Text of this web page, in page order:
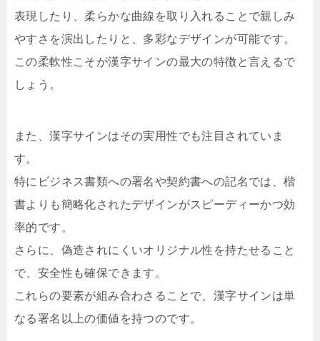
表現したり、柔らかな曲線を取り入れることで親しみ
やすさを演出したりと、多彩なデザインが可能です。
この柔軟性こそが漢字サインの最大の特徴と言えるで
しょう。
また、漢字サインはその実用性でも注目されていま
す。
特にビジネス書類への署名や契約書への記名では、楷
書よりも簡略化されたデザインがスピーディーかつ効
率的です。
さらに、偽造されにくいオリジナル性を持たせること
で、安全性も確保できます。
これらの要素が組み合わさることで、漢字サインは単
なる署名以上の価値を持つのです。